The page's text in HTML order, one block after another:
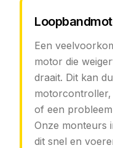
Een
motor die
draait. Dit kan
of een
Onze monteurs
dit snel en